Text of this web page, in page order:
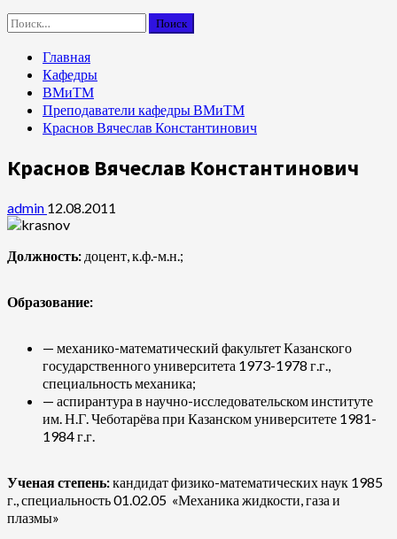
Найти:
Главная
Кафедры
ВМиТМ
Преподаватели кафедры ВМиТМ
Краснов Вячеслав Константинович
Краснов Вячеслав Константинович
admin 12.08.2011
Должность: доцент, к.ф.-м.н.;
Образование:
— механико-математический факультет Казанского
государственного университета 1973-1978 г.г.,
специальность механика;
— аспирантура в научно-исследовательском институте
им. Н.Г. Чеботарёва при Казанском университете 1981-
1984 г.г.
Ученая степень:кандидат физико-математических наук 1985
г., специальность 01.02.05 «Механика жидкости, газа и
плазмы»